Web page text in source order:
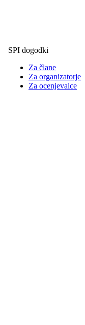
SPI dogodki
Za člane
Za organizatorje
Za ocenjevalce